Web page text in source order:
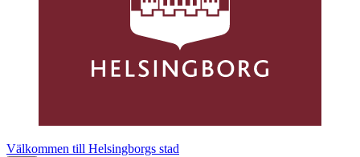
Välkommen till Helsingborgs stad